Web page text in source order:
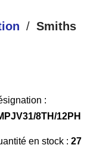
Smiths
:
8TH/12PH
en stock : 27